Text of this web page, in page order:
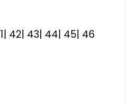
42| 43| 44| 45| 46